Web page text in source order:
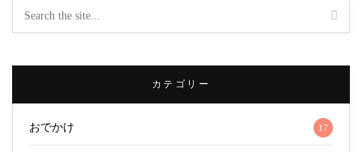
カテゴリー
おでかけ 17